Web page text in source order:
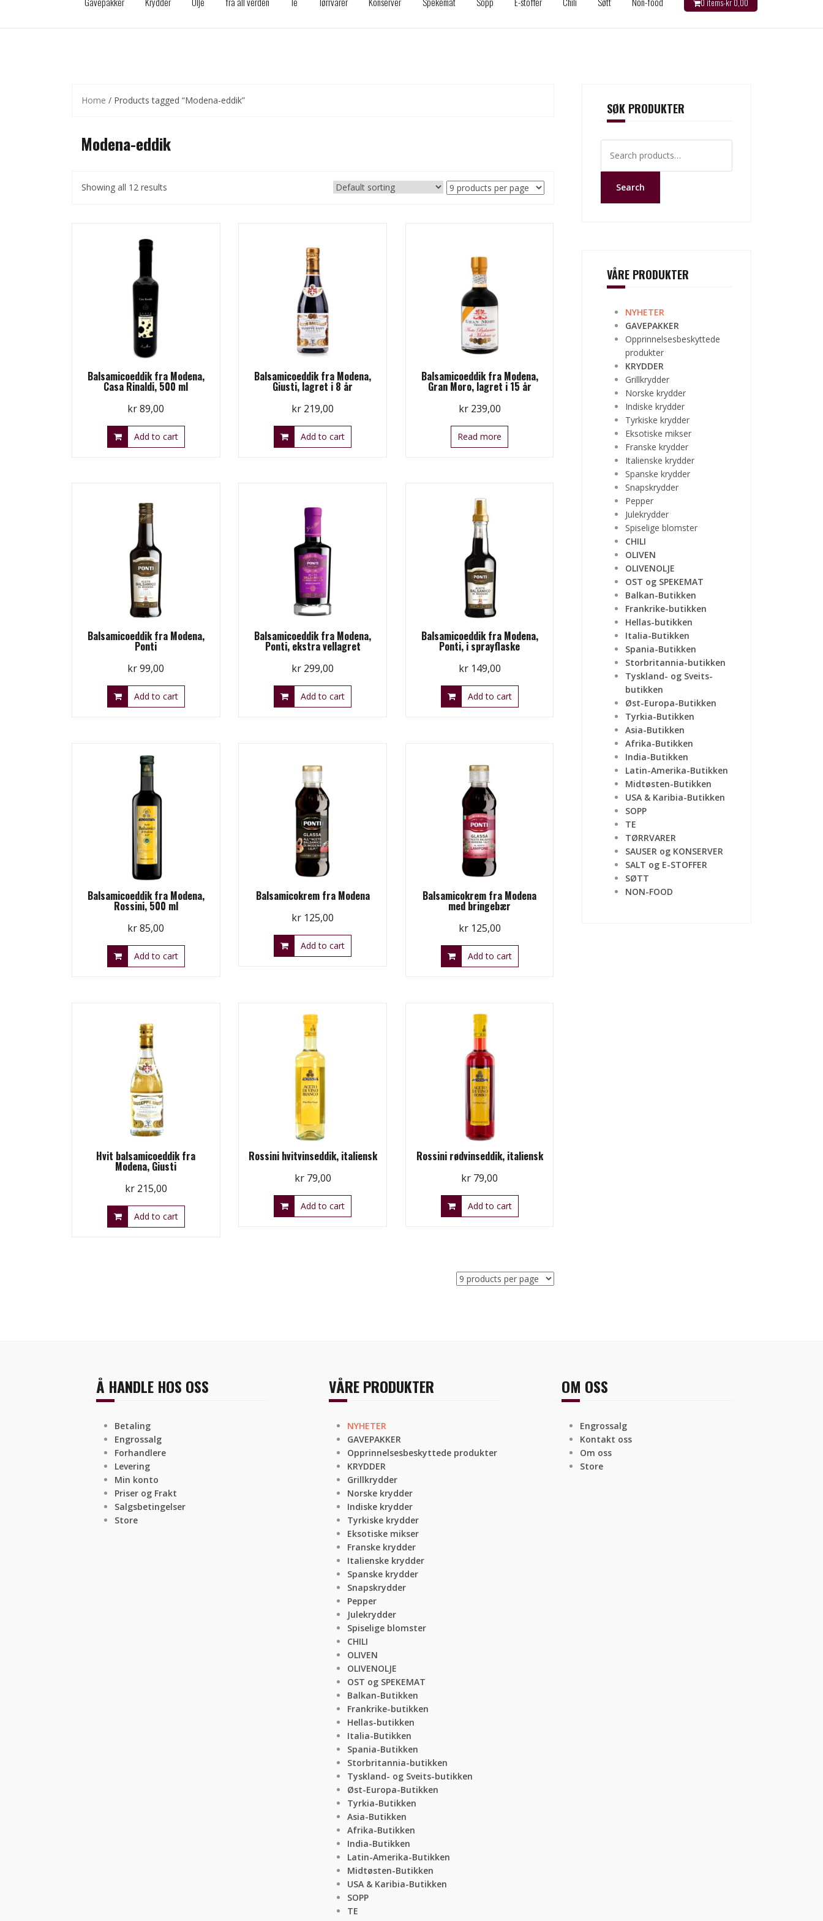
0 items-kr0,00
Home / Products tagged “Modena-eddik”
Modena-eddik
Showing all 12 results
Balsamicoeddik fra Modena,
Casa Rinaldi, 500 ml
kr89,00
Add to cart
Balsamicoeddik fra Modena,
Giusti, lagret i 8 år
kr 219,00
Add to cart
Balsamicoeddik fra Modena,
Gran Moro, lagret i 15 år
kr239,00
Read more
Balsamicoeddik fra Modena,
Ponti
kr99,00
Add to cart
Balsamicoeddik fra Modena,
Ponti, ekstra vellagret
kr 299,00
Add to cart
Balsamicoeddik fra Modena,
Ponti, i sprayflaske
kr149,00
Add to cart
Balsamicoeddik fra Modena,
Rossini, 500 ml
kr85,00
Add to cart
Balsamicokrem fra Modena
kr 125,00
Add to cart
Balsamicokrem fra Modena
med bringebær
kr125,00
Add to cart
Hvit balsamicoeddik fra
Modena, Giusti
kr215,00
Add to cart
Rossini hvitvinseddik, italiensk
kr79,00
Add to cart
Rossini rødvinseddik, italiensk
kr 79,00
Add to cart
SØK PRODUKTER
for:
Search
VÅRE PRODUKTER
NYHETER
GAVEPAKKER
Opprinnelsesbeskyttede
produkter
KRYDDER
Grillkrydder
Norske krydder
Indiske krydder
Tyrkiske krydder
Eksotiske mikser
Franske krydder
Italienske krydder
Spanske krydder
Snapskrydder
Pepper
Julekrydder
Spiselige blomster
CHILI
OLIVEN
OLIVENOLJE
OST og SPEKEMAT
Balkan-Butikken
Frankrike-butikken
Hellas-butikken
Italia-Butikken
Spania-Butikken
Storbritannia-butikken
Tyskland- og Sveits-
butikken
Øst-Europa-Butikken
Tyrkia-Butikken
Asia-Butikken
Afrika-Butikken
India-Butikken
Latin-Amerika-Butikken
Midtøsten-Butikken
USA & Karibia-Butikken
SOPP
TE
TØRRVARER
SAUSER og KONSERVER
SALT og E-STOFFER
SØTT
NON-FOOD
Å HANDLE HOS OSS
Betaling
Engrossalg
Forhandlere
Levering
Min konto
Priser og Frakt
Salgsbetingelser
Store
VÅRE PRODUKTER
NYHETER
GAVEPAKKER
Opprinnelsesbeskyttede produkter
KRYDDER
Grillkrydder
Norske krydder
Indiske krydder
Tyrkiske krydder
Eksotiske mikser
Franske krydder
Italienske krydder
Spanske krydder
Snapskrydder
Pepper
Julekrydder
Spiselige blomster
CHILI
OLIVEN
OLIVENOLJE
OST og SPEKEMAT
Balkan-Butikken
Frankrike-butikken
Hellas-butikken
Italia-Butikken
Spania-Butikken
Storbritannia-butikken
Tyskland- og Sveits-butikken
Øst-Europa-Butikken
Tyrkia-Butikken
Asia-Butikken
Afrika-Butikken
India-Butikken
Latin-Amerika-Butikken
Midtøsten-Butikken
USA & Karibia-Butikken
SOPP
TE
OM OSS
Engrossalg
Kontakt oss
Om oss
Store